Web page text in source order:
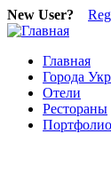
New User?
Главная
Города
Отели
Рестораны
Портфолио